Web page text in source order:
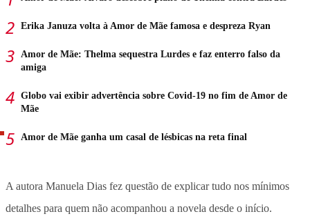
Erika Januza volta à Amor de Mãe famosa e despreza Ryan
Amor de Mãe: Thelma sequestra Lurdes e faz enterro falso da
amiga
Globo vai exibir advertência sobre Covid-19 no fim de Amor de
Mãe
Amor de Mãe ganha um casal de lésbicas na reta final
A autora Manuela Dias fez questão de explicar tudo nos mínimos
detalhes para quem não acompanhou a novela desde o início.